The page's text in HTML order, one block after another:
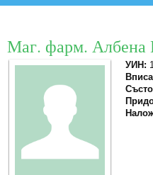
Маг. фарм. Албена
УИН: